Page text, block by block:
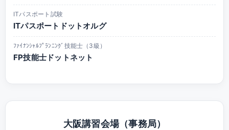
ITパスポート試験
ITパスポートドットオルグ
ﾌｧｲﾅﾝｼｬﾙﾌﾟﾗﾝﾆﾝｸﾞ技能士（3級）
FP技能士ドットネット
大阪講習会場（事務局）